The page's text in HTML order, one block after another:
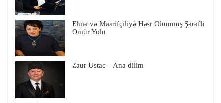
Elmə və Maarifçiliyə Həsr Olunmuş Şərəfli
Ömür Yolu
Zaur Ustac – Ana dilim